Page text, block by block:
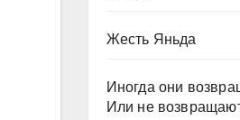
Жесть Яньда
Иногда они
Или не